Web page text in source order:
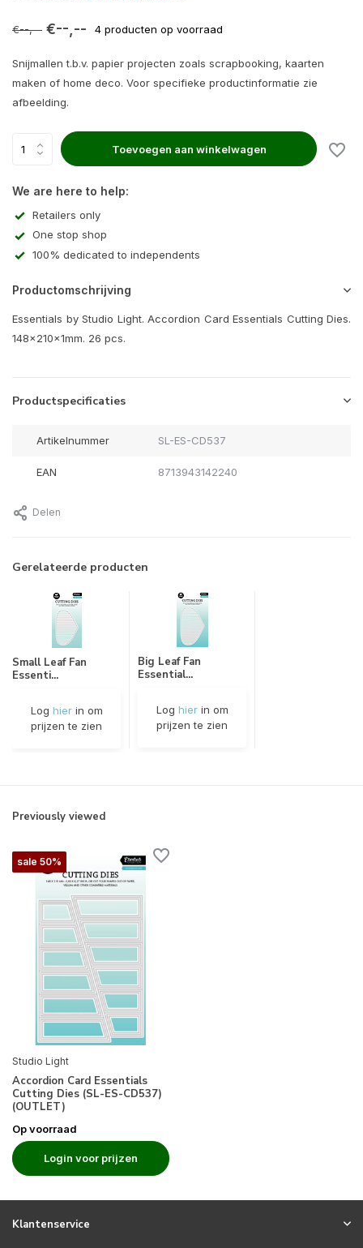
€--,-- €--,-- 4 producten op voorraad
Snijmallen t.b.v. papier projecten zoals scrapbooking, kaarten
maken of home deco. Voor specifieke productinformatie zie
afbeelding.
Toevoegen aan winkelwagen
We are here to help:
Retailers only
One stop shop
100% dedicated to independents
Productomschrijving
Essentials by Studio Light. Accordion Card Essentials Cutting Dies.
148x210x1mm. 26 pcs.
Productspecificaties
Artikelnummer SL-ES-CD537
EAN 8713943142240
Delen
Gerelateerde producten
Small Leaf Fan
Essenti...
Log hierin om
prijzen te zien
Big Leaf Fan
Essential...
Log hierin om
prijzen te zien
Previously viewed
sale 50%
Studio Light
Accordion Card Essentials
Cutting Dies (SL-ES-CD537)
(OUTLET)
Op voorraad
Login voor prijzen
Klantenservice